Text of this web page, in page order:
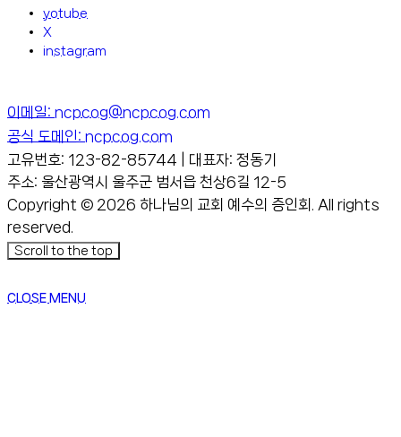
yotube
X
instagram
이메일: ncpcog@ncpcog.com
공식 도메인: ncpcog.com
고유번호: 123-82-85744 | 대표자: 정동기
주소: 울산광역시 울주군 범서읍 천상6길 12-5
Copyright © 2026 하나님의 교회 예수의 증인회. All rights
reserved.
Scroll to the top
CLOSE MENU